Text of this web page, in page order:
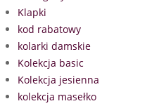
Klapki
kod rabatowy
kolarki damskie
Kolekcja basic
Kolekcja jesienna
kolekcja masełko